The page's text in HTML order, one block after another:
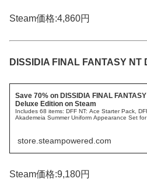
Steam価格:4,860円
DISSIDIA FINAL FANTASY NT
Save 70% on DISSIDIA FINAL
Deluxe Edition on Steam
Includes 68 items: DFF NT: Ace Starter Pack,
Akademeia Summer Uniform Appearance Set for
store.steampowered.com
Steam価格:9,180円